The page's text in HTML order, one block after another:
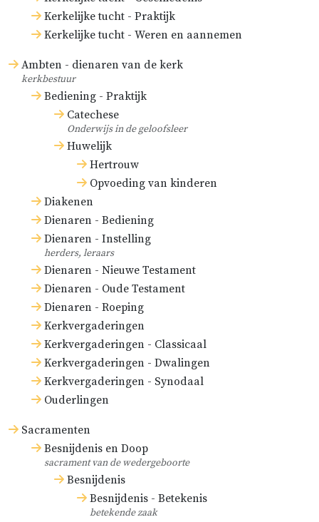
Kerkelijke tucht - Praktijk
Kerkelijke tucht - Weren en aannemen
Ambten - dienaren van de kerk
kerkbestuur
Bediening - Praktijk
Catechese
Onderwijs in de geloofsleer
Huwelijk
Hertrouw
Opvoeding van kinderen
Diakenen
Dienaren - Bediening
Dienaren - Instelling
herders, leraars
Dienaren - Nieuwe Testament
Dienaren - Oude Testament
Dienaren - Roeping
Kerkvergaderingen
Kerkvergaderingen - Classicaal
Kerkvergaderingen - Dwalingen
Kerkvergaderingen - Synodaal
Ouderlingen
Sacramenten
Besnijdenis en Doop
sacrament van de wedergeboorte
Besnijdenis
Besnijdenis - Betekenis
betekende zaak